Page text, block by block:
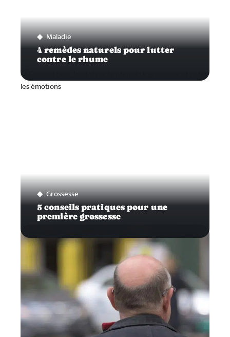
Maladie
4 remèdes naturels pour lutter
contre le rhume
Grossesse
5 conseils pratiques pour une
première grossesse